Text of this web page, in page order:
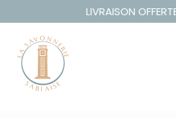
LIVRAISON
Panneau de gestion des cookies